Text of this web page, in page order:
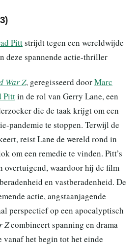
Pittstrijdt tegen een wereldwijde
deze spannende actie-thriller
War Z, geregisseerd doorMarc
Pittin de rol van Gerry Lane, een
die de taak krijgt om een
pandemie te stoppen. Terwijl de
reist Lane de wereld rond in
om een remedie te vinden. Pitt’s
overtuigend, waardoor hij de film
en vastberadenheid. De
actie, angstaanjagende
perspectief op een apocalyptisch
Zcombineert spanning en drama
vanaf het begin tot het einde